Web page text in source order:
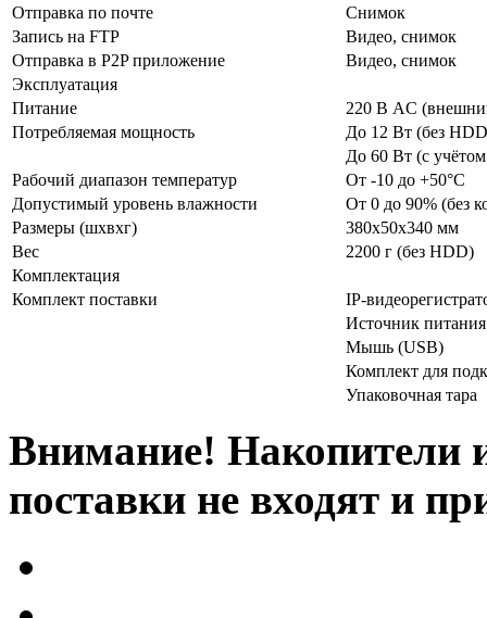
Отправка по почте
Снимок
Запись на FTP
Видео, снимок
Отправка в P2P приложение
Видео, снимок
Эксплуатация
Питание
220 В AC
Потребляемая мощность
До 12 Вт (без
До 60 Вт (с
Рабочий диапазон температур
От -10 до +50°С
Допустимый уровень влажности
От 0 до 90% (без
Размеры (шхвхг)
380x50x340 мм
Вес
2200 г (без HDD)
Комплектация
Комплект поставки
IP-
Источник
Мышь (USB)
Комплект для
Упаковочная тара
Внимание! Накопители
поставки не входят и